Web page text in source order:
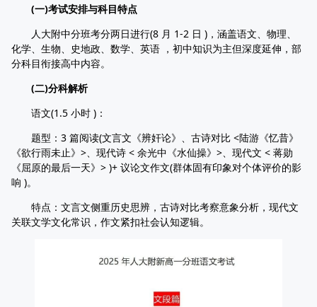
(一)考试安排与科目特点
人大附中分班考分两日进行(8 月 1-2 日 )，涵盖语文、物理、
化学、生物、史地政、数学、英语 ，初中知识为主但深度延伸，部
分科目衔接高中内容。
(二)分科解析
语文(1.5 小时 )：
题型：3 篇阅读(文言文《辨奸论》、古诗对比 <陆游《忆昔》
《欲行雨未止》>、现代诗 < 余光中《水仙操》>、现代文 < 蒋勋
《屈原的最后一天》> )+ 议论文作文(群体固有印象对个体评价的影
响 )。
特点：文言文侧重历史思辨，古诗对比考察意象分析，现代文
关联文学文化常识，作文紧扣社会认知逻辑。